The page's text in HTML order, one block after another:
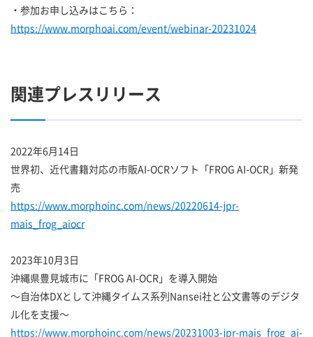
・参加お申し込みはこちら：
https://www.morphoai.com/event/webinar-20231024
関連プレスリリース
2022年6月14日
世界初、近代書籍対応の市販AI-OCRソフト「FROG AI-OCR」新発
売
https://www.morphoinc.com/news/20220614-jpr-
mais_frog_aiocr
2023年10月3日
沖縄県豊見城市に「FROG AI-OCR」を導入開始
～自治体DXとして沖縄タイムス系列Nansei社と公文書等のデジタ
ル化を支援～
https://www.morphoinc.com/news/20231003-jpr-mais_frog_ai-